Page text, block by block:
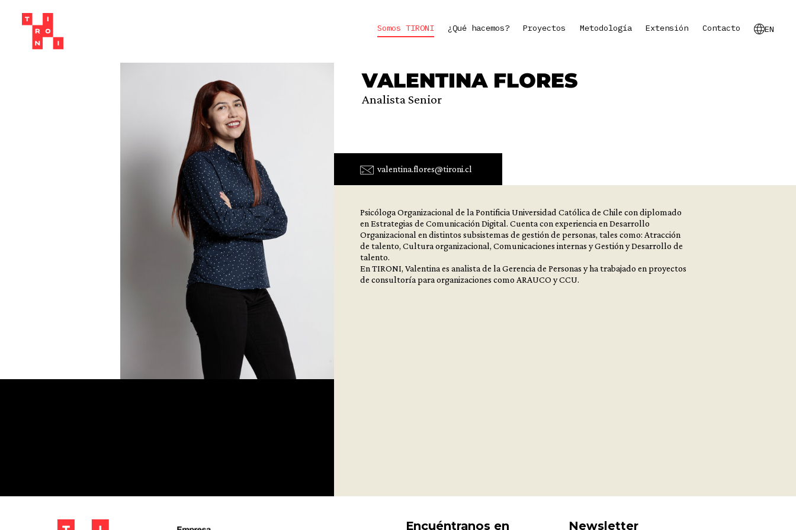
Somos TIRONI ¿Qué hacemos? Proyectos Metodología Extensión Contacto EN
VALENTINA FLORES
Analista Senior
valentina.flores@tironi.cl
Psicóloga Organizacional de la Pontificia Universidad Católica de Chile con diplomado
en Estrategias de Comunicación Digital. Cuenta con experiencia en Desarrollo
Organizacional en distintos subsistemas de gestión de personas, tales como: Atracción
de talento, Cultura organizacional, Comunicaciones internas y Gestión y Desarrollo de
talento.
En TIRONI, Valentina es analista de la Gerencia de Personas y ha trabajado en proyectos
de consultoría para organizaciones como ARAUCO y CCU.
Encuéntranos en Newsletter